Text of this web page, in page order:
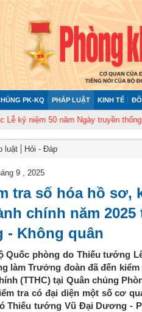
PK-KQ PHÁP LUẬT KINH TẾ
50 năm Ngày truyền thống (12-11-
luật Hỏi - Đáp
9 , 2025
tra số hóa hồ sơ,
chính năm 2025
- Không quân
Quốc phòng do Thiếu tướng
làm Trưởng đoàn đã đến
(TTHC) tại Quân chủng
tra có đại diện một số cơ
Thiếu tướng Vũ Đại Dương -